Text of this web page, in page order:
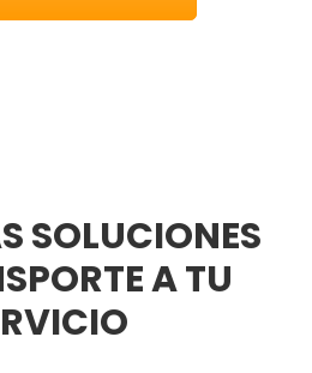
SOLUCIONES
A TU